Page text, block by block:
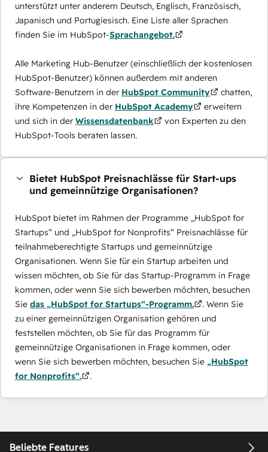
unterstützt unter anderem Deutsch, Englisch, Französisch,
Japanisch und Portugiesisch. Eine Liste aller Sprachen
finden Sie im HubSpot-Sprachangebot.
Alle Marketing Hub-Benutzer (einschließlich der kostenlosen
HubSpot-Benutzer) können außerdem mit anderen
Software-Benutzern in der HubSpot Community
chatten,
ihre Kompetenzen in der HubSpot Academy
erweitern
und sich in der Wissensdatenbank
von Experten zu den
HubSpot-Tools beraten lassen.
Bietet HubSpot Preisnachlässe für Start-ups
und gemeinnützige Organisationen?
HubSpot bietet im Rahmen der Programme „HubSpot for
Startups“ und „HubSpot for Nonprofits“ Preisnachlässe für
teilnahmeberechtigte Startups und gemeinnützige
Organisationen. Wenn Sie für ein Startup arbeiten und
wissen möchten, ob Sie für das Startup-Programm in Frage
kommen, oder wenn Sie sich bewerben möchten, besuchen
Sie das „HubSpot for Startups“-Programm.
. Wenn Sie
zu einer gemeinnützigen Organisation gehören und
feststellen möchten, ob Sie für das Programm für
gemeinnützige Organisationen in Frage kommen, oder
wenn Sie sich bewerben möchten, besuchen Sie „HubSpot
for Nonprofits“.
.
Beliebte Features